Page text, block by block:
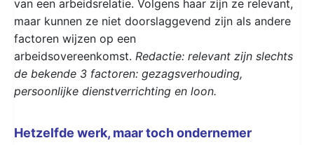
van een arbeidsrelatie. Volgens haar zijn ze relevant,
maar kunnen ze niet doorslaggevend zijn als andere
factoren wijzen op een
arbeidsovereenkomst. Redactie: relevant zijn slechts
de bekende 3 factoren: gezagsverhouding,
persoonlijke dienstverrichting en loon.
Hetzelfde werk, maar toch ondernemer